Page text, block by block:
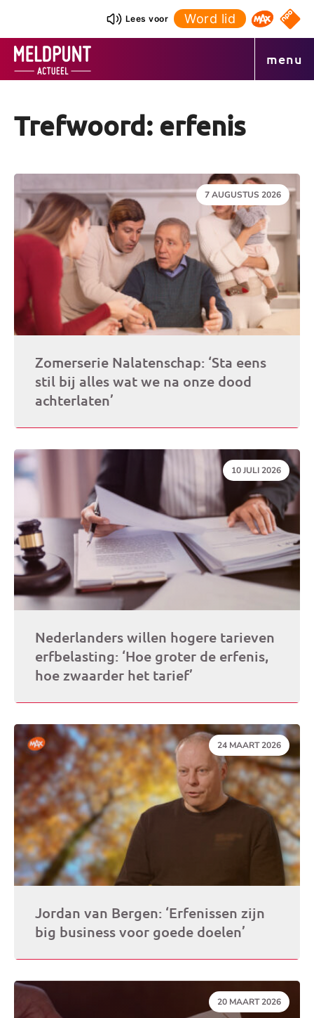
inhoud
Lees voor Word lid Omroep
NPO
menu
Trefwoord: erfenis
DATUM:
7 AUGUSTUS 2026
Zomerserie Nalatenschap: ‘Sta eens
stil bij alles wat we na onze dood
achterlaten’
DATUM:
10 JULI 2026
Nederlanders willen hogere tarieven
erfbelasting: ‘Hoe groter de erfenis,
hoe zwaarder het tarief’
DATUM:
24 MAART 2026
Jordan van Bergen: ‘Erfenissen zijn
big business voor goede doelen’
DATUM:
20 MAART 2026